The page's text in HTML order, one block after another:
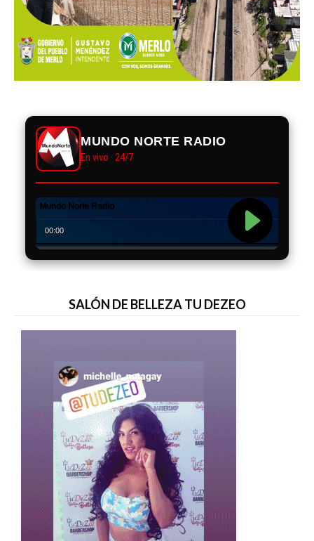
MUNDO NORTE RADIO
En vivo · 24/7
SALÓN DE BELLEZA TU DEZEO